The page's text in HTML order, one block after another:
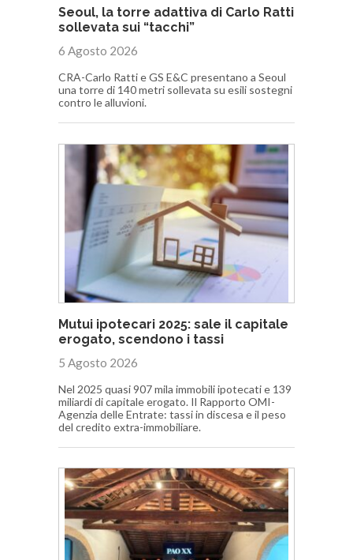
Seoul, la torre adattiva di Carlo Ratti
sollevata sui “tacchi”
6 Agosto 2026
CRA-Carlo Ratti e GS E&C presentano a Seoul
una torre di 140 metri sollevata su esili sostegni
contro le alluvioni.
Mutui ipotecari 2025: sale il capitale
erogato, scendono i tassi
5 Agosto 2026
Nel 2025 quasi 907 mila immobili ipotecati e 139
miliardi di capitale erogato. Il Rapporto OMI-
Agenzia delle Entrate: tassi in discesa e il peso
del credito extra-immobiliare.